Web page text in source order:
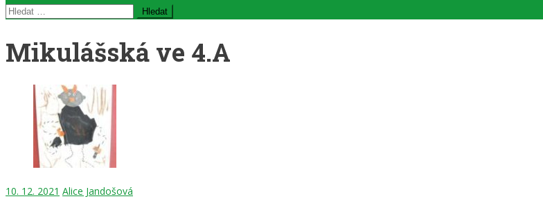
Vyhledávání
Mikulášská ve 4.A
10. 12. 2021 Alice Jandošová